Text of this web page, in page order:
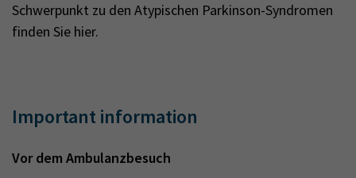
Schwerpunkt zu den Atypischen Parkinson-Syndromen
finden Sie hier.
Important information
Vor dem Ambulanzbesuch